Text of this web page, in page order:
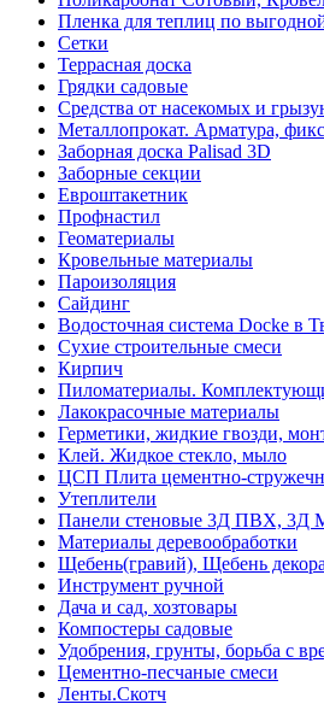
Пленка для теплиц по
Сетки
Террасная доска
Грядки садовые
Средства от насекомых и
Металлопрокат. Арматура,
Заборная доска Palisad 3D
Заборные секции
Евроштакетник
Профнастил
Геоматериалы
Кровельные материалы
Пароизоляция
Сайдинг
Водосточная система Docke в
Сухие строительные смеси
Кирпич
Пиломатериалы.
Лакокрасочные материалы
Герметики, жидкие гвозди,
Клей. Жидкое стекло, мыло
ЦСП Плита цементно-
Утеплители
Панели стеновые 3Д ПВХ, 3Д
Материалы деревообработки
Щебень(гравий), Щебень
Инструмент ручной
Дача и сад, хозтовары
Компостеры садовые
Удобрения, грунты, борьба с
Цементно-песчаные смеси
Ленты.Скотч